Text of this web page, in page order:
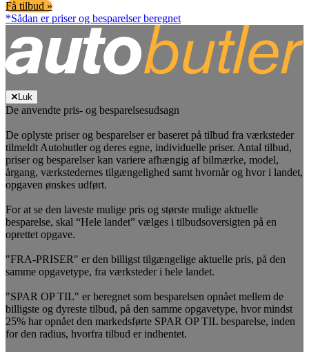
Få tilbud »
*Sådan er priser og besparelser beregnet
Luk
De anvendte pris- og besparelsesudsagn
De oplyste priser og besparelser er baseret på tilbud fra værksteder
tilmeldt Autobutler og deres egne, individuelle priser. Antal tilbud,
priser og besparelser kan variere afhængig af bilmærke, model,
årgang, værkstedernes tilgængelighed samt hvornår og hvor i landet,
opgaven ønskes udført.
For at se den laveste mulige pris og største mulige aktuelle
besparelse, skal “Hele landet” vælges i tilbudsoversigten på en
oprettet opgave.
"FRA-PRISER" er den billigst tilgængelige aktuelle pris, på den
samme opgavetype, fra værksteder i hele landet.
"SPAR OP TIL" er beregnet som besparelsen opnået mellem de
billigste og dyreste tilbud, på den samme opgavetype, hvor mindst
25% har opnået den markedsførte SPAR OP TIL besparelse, inden
for den radius, hvorfra tilbud er indhentet.